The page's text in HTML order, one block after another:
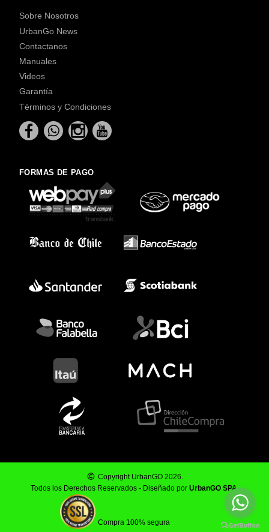
Sobre Nosotros
UrbanGo News
Contactanos
Manuales
Videos
Garantía
Términos y Condiciones
FORMAS DE PAGO
Copyright UrbanGO 2026.
Todos los Derechos Reservados - Diseñado por UrbanGO SPA.
Compra 100% segura